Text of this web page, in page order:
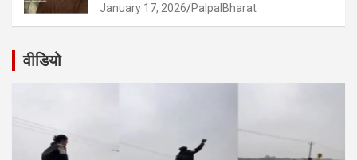
January 17, 2026 PalpalBharat
वीडियो